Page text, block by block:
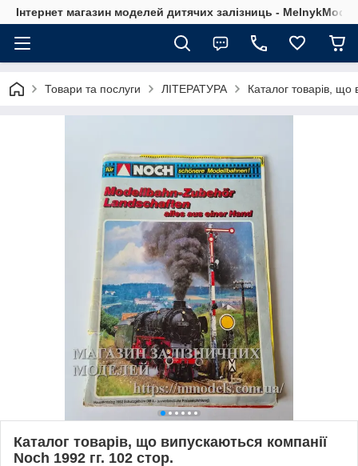
Інтернет магазин моделей дитячих залізниць -
Товари та послуги ЛІТЕРАТУРА Каталог товарів, що
Каталог товарів, що випускаються компанії
Noch 1992 гг. 102 стор.